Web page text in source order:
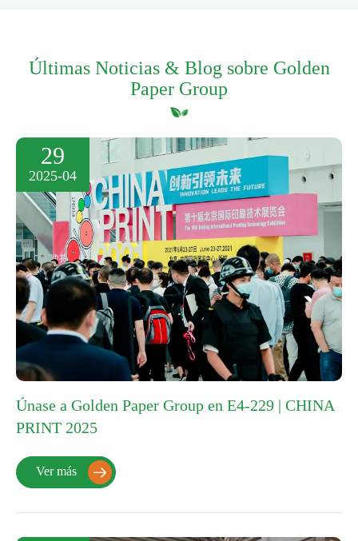
Últimas Noticias & Blog sobre Golden
Paper Group
29
2025-04
Únase a Golden Paper Group en E4-229 | CHINA
PRINT 2025
Ver más 